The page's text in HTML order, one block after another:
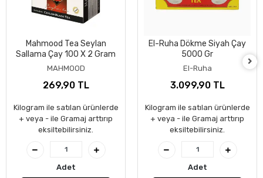
Mahmood Tea Seylan
Sallama Çay 100 X 2 Gram
MAHMOOD
269,90 TL
Kilogram ile satılan ürünlerde
+ veya - ile Gramaj arttırıp
eksiltebilirsiniz.
Adet
El-Ruha Dökme Siyah Çay
5000 Gr
El-Ruha
3.099,90 TL
Kilogram ile satılan ürünlerde
+ veya - ile Gramaj arttırıp
eksiltebilirsiniz.
Adet